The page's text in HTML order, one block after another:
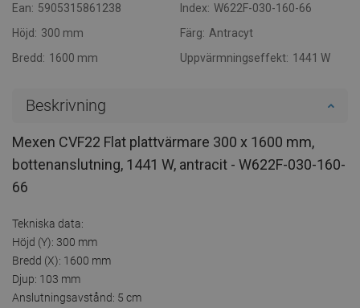
Ean: 5905315861238 Index: W622F-030-160-66
Höjd: 300 mm Färg: Antracyt
Bredd: 1600 mm Uppvärmningseffekt: 1441 W
Beskrivning
Mexen CVF22 Flat plattvärmare 300 x 1600 mm,
bottenanslutning, 1441 W, antracit - W622F-030-160-
66
Tekniska data:
Höjd (Y): 300 mm
Bredd (X): 1600 mm
Djup: 103 mm
Anslutningsavstånd: 5 cm